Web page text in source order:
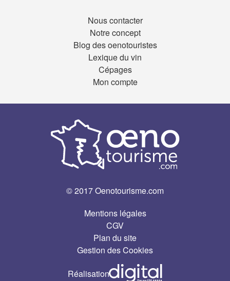
Nous contacter
Notre concept
Blog des oenotouristes
Lexique du vin
Cépages
Mon compte
© 2017 Oenotourisme.com
Réalisation
Mentions légales
CGV
Plan du site
Gestion des Cookies